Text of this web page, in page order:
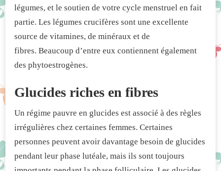
légumes, et le soutien de votre cycle menstruel en fait
partie. Les légumes crucifères sont une excellente
source de vitamines, de minéraux et de
fibres. Beaucoup d’entre eux contiennent également
des phytoestrogènes.
Glucides riches en fibres
Un régime pauvre en glucides est associé à des règles
irrégulières chez certaines femmes. Certaines
personnes peuvent avoir davantage besoin de glucides
pendant leur phase lutéale, mais ils sont toujours